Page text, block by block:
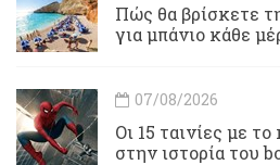
Πώς θα βρίσκετε
για μπάνιο κάθε
07/08/2026
Οι 15 ταινίες με
στην ιστορία του